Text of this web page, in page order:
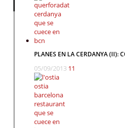
PLANES EN LA CERDANYA (II):
05/09/2013 11